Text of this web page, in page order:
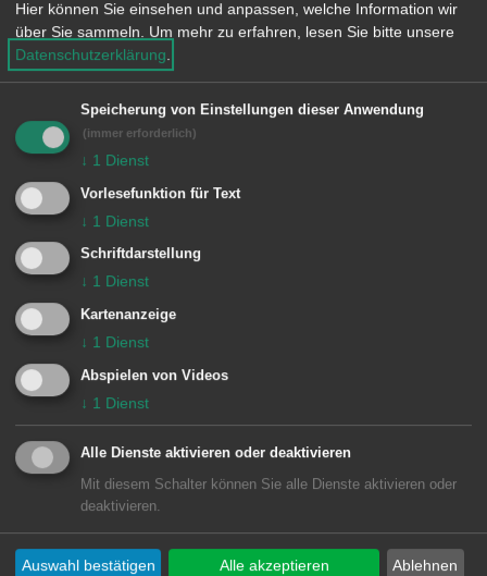
Ein erneuter Zuschuss kann
frühestens nach dem Ablauf von
Die Förderung von Jobrädern in
Form eines einmaligen
Zuschusses durch die Stadt
Aalen wird auf 10
Jahre bis31.12.2031
5 Festsetzung der Besoldung des
Oberbürgermeisters und weitere
Regelungen
1021/031 - Vorberatung
Der Ausschuss empfiehlt dem
Hier können Sie einsehen und anpassen, welche Information wir
über Sie sammeln.
Um mehr zu erfahren, lesen Sie bitte unsere
Datenschutzerklärung
Speicherung von Einstellungen dieser Anwendung
(immer erforderlich)
↓ 1 Dienst
Vorlesefunktion für Text
↓ 1 Dienst
Schriftdarstellung
↓ 1 Dienst
Kartenanzeige
↓ 1 Dienst
Abspielen von Videos
↓ 1 Dienst
Alle Dienste aktivieren oder deaktivieren
Mit diesem Schalter können Sie alle Dienste aktivieren oder
deaktivieren.
Ablehnen
Auswahl bestätigen Alle akzeptieren